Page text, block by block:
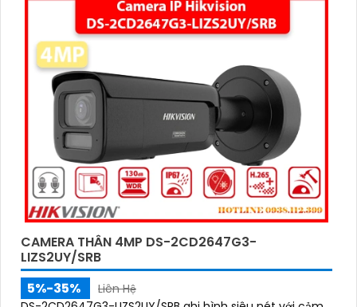
CAMERA THÂN 4MP DS-2CD2647G3-
LIZS2UY/SRB
5%-35%
Liên Hệ